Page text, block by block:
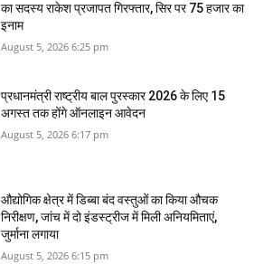
का सदस्य राकेश प्रजापत गिरफ्तार, सिर पर 75 हजार का
इनाम
August 5, 2026 6:25 pm
प्रधानमंत्री राष्ट्रीय बाल पुरस्कार 2026 के लिए 15
अगस्त तक होंगे ऑनलाइन आवेदन
August 5, 2026 6:17 pm
औद्योगिक क्षेत्र में डिब्बा बंद वस्तुओं का किया औचक
निरीक्षण, जांच में दो इंडस्ट्रीज में मिली अनियमिताएं,
जुर्माना लगाया
August 5, 2026 6:15 pm